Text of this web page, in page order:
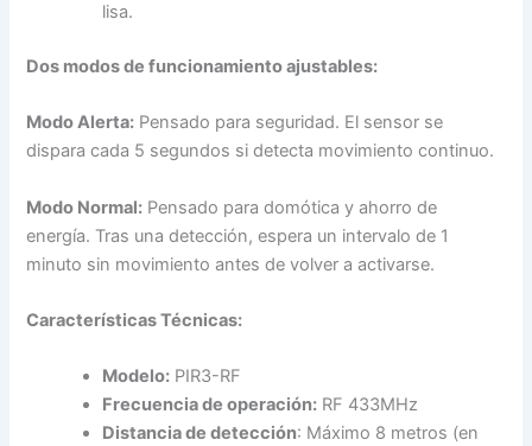
lisa.
Dos modos de funcionamiento ajustables:
Modo Alerta: Pensado para seguridad. El sensor se
dispara cada 5 segundos si detecta movimiento continuo.
Modo Normal: Pensado para domótica y ahorro de
energía. Tras una detección, espera un intervalo de 1
minuto sin movimiento antes de volver a activarse.
Características Técnicas:
Modelo: PIR3-RF
Frecuencia de operación: RF 433MHz
Distancia de detección: Máximo 8 metros (en